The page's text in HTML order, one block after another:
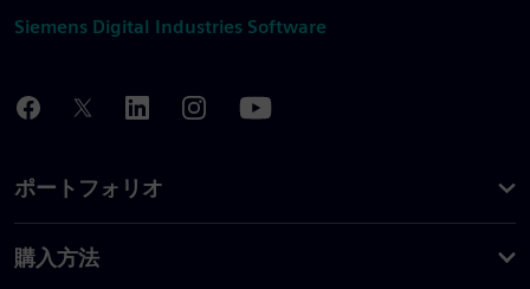
Siemens Digital Industries Software
ポートフォリオ
購入方法